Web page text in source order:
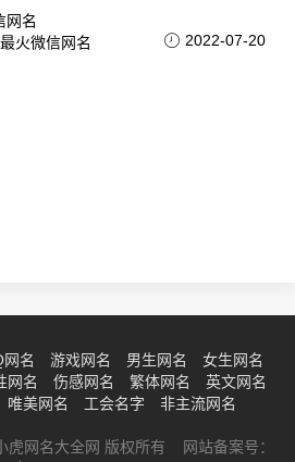
火微信网名 2022-07-20
网名 游戏网名 男生网名
女生网名
网名 伤感网名 繁体网名
英文网名
唯美网名 工会名字 非主流网名
虎网名大全网 版权所有 网站备案号：